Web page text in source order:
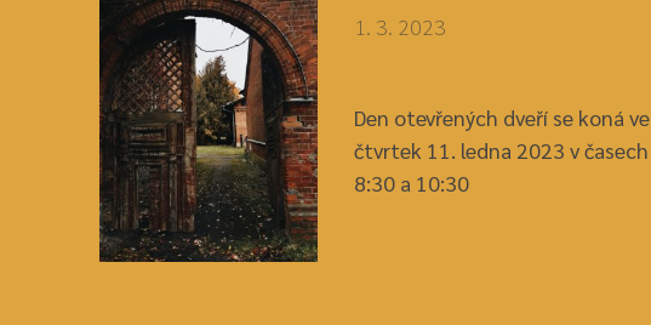
1. 3. 2023
Den otevřených dveří se koná ve
čtvrtek 11. ledna 2023 v časech
8:30 a 10:30